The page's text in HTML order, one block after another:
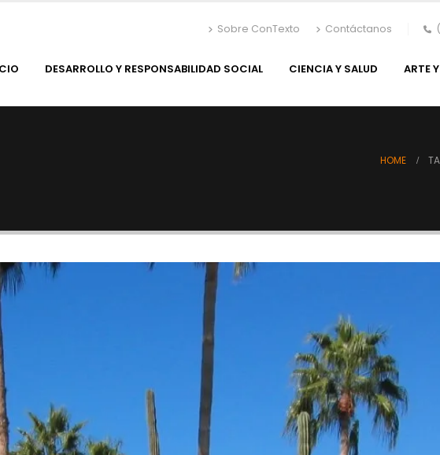
Sobre ConTexto Contáctanos
DESARROLLO Y RESPONSABILIDAD SOCIAL CIENCIA Y SALUD ARTE
HOME